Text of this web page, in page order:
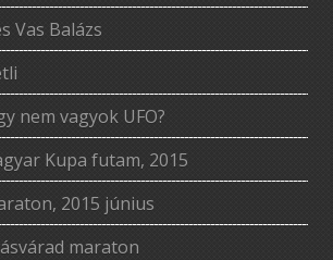
Vas Balázs
nem vagyok UFO?
Kupa futam, 2015
2015 június
maraton